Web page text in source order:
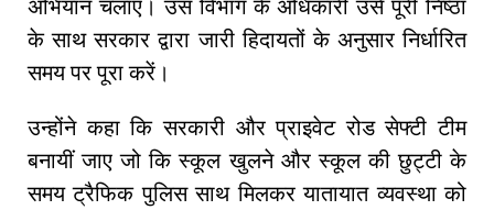
अभियान चलाए। उस विभाग के अधिकारी उसे पूरी निष्ठा
के साथ सरकार द्वारा जारी हिदायतों के अनुसार निर्धारित
समय पर पूरा करें।
उन्होंने कहा कि सरकारी और प्राइवेट रोड सेफ्टी टीम
बनायीं जाए जो कि स्कूल खुलने और स्कूल की छुट्टी के
समय ट्रैफिक पुलिस साथ मिलकर यातायात व्यवस्था को